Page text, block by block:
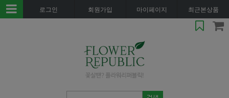
로그인 회원가입 마이페이지 최근본상품